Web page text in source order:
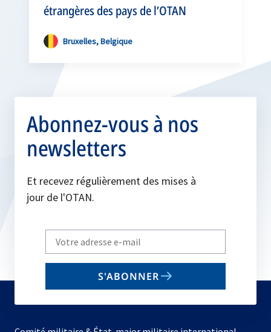
étrangères des pays de l’OTAN
Bruxelles, Belgique
Abonnez-vous à nos
newsletters
Et recevez régulièrement des mises à
jour de l'OTAN.
Write
your
email
S'ABONNER